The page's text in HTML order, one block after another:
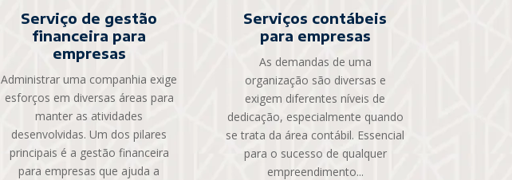
Serviço de gestão
financeira para
empresas
Administrar uma companhia exige
esforços em diversas áreas para
manter as atividades
desenvolvidas. Um dos pilares
principais é a gestão financeira
para empresas que ajuda a
Serviços contábeis
para empresas
As demandas de uma
organização são diversas e
exigem diferentes níveis de
dedicação, especialmente quando
se trata da área contábil. Essencial
para o sucesso de qualquer
empreendimento...